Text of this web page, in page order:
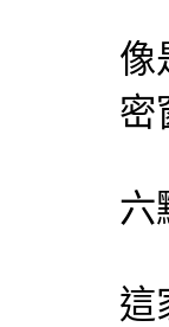
像
密
六
這